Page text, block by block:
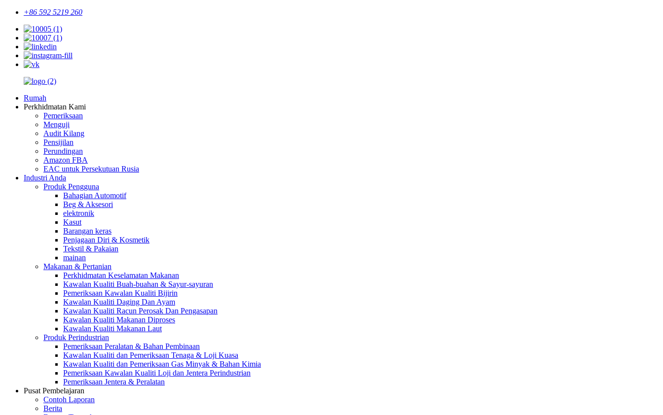
+86 592 5219 260
Rumah
Perkhidmatan Kami
Pemeriksaan
Menguji
Audit Kilang
Pensijilan
Perundingan
Amazon FBA
EAC untuk Persekutuan Rusia
Industri Anda
Produk Pengguna
Bahagian Automotif
Beg & Aksesori
elektronik
Kasut
Barangan keras
Penjagaan Diri & Kosmetik
Tekstil & Pakaian
mainan
Makanan & Pertanian
Perkhidmatan Keselamatan Makanan
Kawalan Kualiti Buah-buahan & Sayur-sayuran
Pemeriksaan Kawalan Kualiti Bijirin
Kawalan Kualiti Daging Dan Ayam
Kawalan Kualiti Racun Perosak Dan Pengasapan
Kawalan Kualiti Makanan Diproses
Kawalan Kualiti Makanan Laut
Produk Perindustrian
Pemeriksaan Peralatan & Bahan Pembinaan
Kawalan Kualiti dan Pemeriksaan Tenaga & Loji Kuasa
Kawalan Kualiti dan Pemeriksaan Gas Minyak & Bahan Kimia
Pemeriksaan Kawalan Kualiti Loji dan Jentera Perindustrian
Pemeriksaan Jentera & Peralatan
Pusat Pembelajaran
Contoh Laporan
Berita